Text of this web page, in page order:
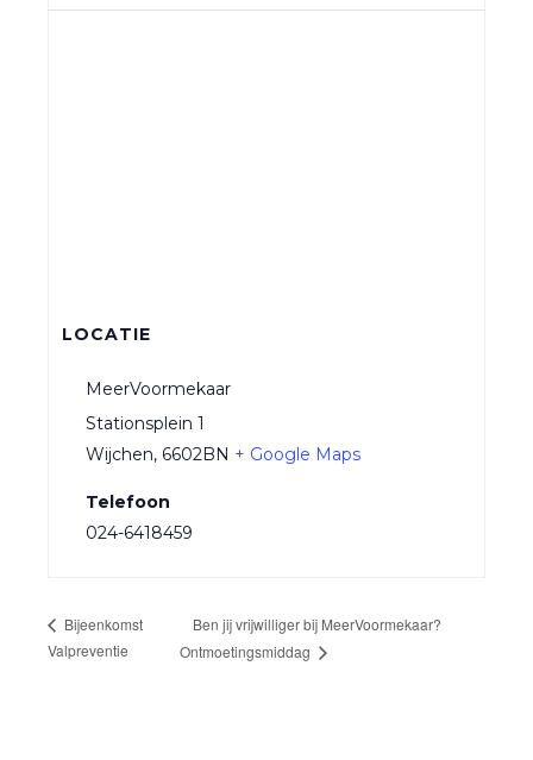
LOCATIE
MeerVoormekaar
Stationsplein 1
Wijchen, 6602BN + Google Maps
Telefoon
024-6418459
Bijeenkomst
Valpreventie
Ben jij vrijwilliger bij MeerVoormekaar?
Ontmoetingsmiddag